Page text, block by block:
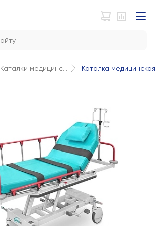
Каталки медицинс... Каталка